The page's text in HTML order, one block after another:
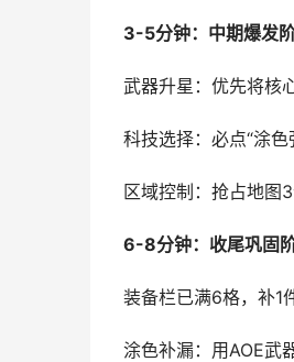
3-5分钟：中期爆发
武器升星：优先将核
科技选择：必点“涂色
区域控制：抢占地图
6-8分钟：收尾巩固
装备栏已满6格，补1
涂色补漏：用AOE武